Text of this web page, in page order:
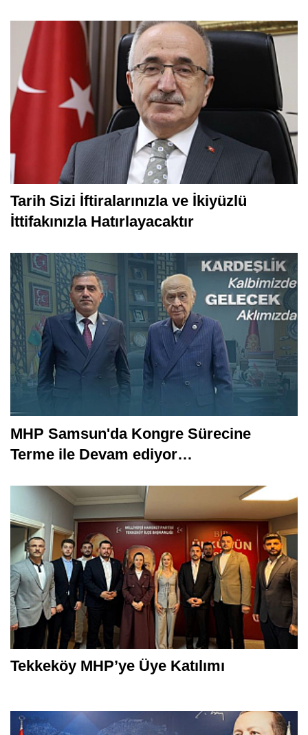
Tarih Sizi İftiralarınızla ve İkiyüzlü
İttifakınızla Hatırlayacaktır
MHP Samsun'da Kongre Sürecine
Terme ile Devam ediyor…
Tekkeköy MHP’ye Üye Katılımı